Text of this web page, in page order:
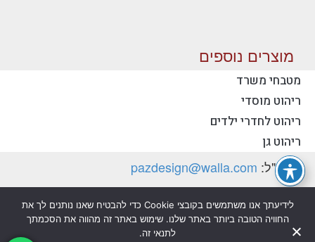
מוצרים נוספים
מטבחי משרד
ריהוט מוסדי
ריהוט לחדרי ילדים
ריהוט גן
יצירת קשר - פז ריהוט משרדי
טלפון:
דוא"ל: pazdesign@walla.com
כתובת: יצחק רבין 35, קרית אונו 55510 (למשלוח
דואר בלבד)
לידיעתך אנו משתמשים בקובצי Cookie כדי להבטיח שאנו נותנים לך את
החוויה הטובה ביותר באתר שלנו. שימוש באתר זה מהווה את הסכמתך
לתנאי זה.